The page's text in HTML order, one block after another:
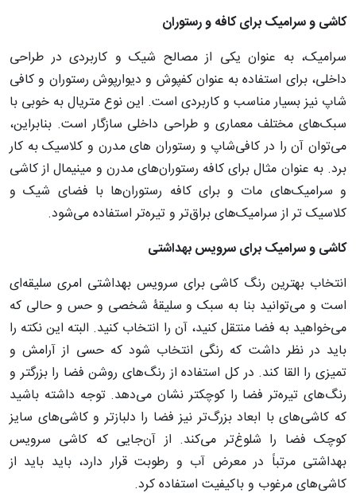
کاشی و سرامیک برای کافه و رستوران
سرامیک، به عنوان یکی از مصالح شیک و کاربردی در طراحی
داخلی، برای استفاده به عنوان کفپوش و دیوارپوش رستوران و کافی
شاپ نیز بسیار مناسب و کاربردی است. این نوع متریال به خوبی با
سبک‌های مختلف معماری و طراحی داخلی سازگار است. بنابراین،
می‌توان آن را در کافی‌شاپ و رستوران های مدرن و کلاسیک به کار
برد. به عنوان مثال برای کافه رستوران‌های مدرن و مینیمال از کاشی
و سرامیک‌های مات و برای کافه رستوران‌ها با فضای شیک و
کلاسیک تر از سرامیک‌های براق‌تر و تیره‌تر استفاده می‌شود.
کاشی و سرامیک برای سرویس بهداشتی
انتخاب بهترین رنگ کاشی برای سرویس بهداشتی امری سلیقه‌ای
است و می‌توانید بنا به سبک و سلیقۀ شخصی و حس و حالی که
می‌خواهید به فضا منتقل کنید، آن را انتخاب کنید. البته این نکته را
باید در نظر داشت که رنگی انتخاب شود که حسی از آرامش و
تمیزی را القا کند. در کل استفاده از رنگ‌های روشن‌ فضا را بزرگتر و
رنگ‌های تیره‌تر فضا را کوچکتر نشان می‌دهد. توجه داشته باشید
که کاشی‌های با ابعاد بزرگ‌تر نیز فضا را دلباز‌تر و کاشی‌های سایز
کوچک فضا را شلوغ‌تر می‌کند. از آن‌جایی که کاشی سرویس
بهداشتی مرتباً در معرض آب و رطوبت قرار دارد، باید باید از
کاشی‌های مرغوب و باکیفیت استفاده کرد.